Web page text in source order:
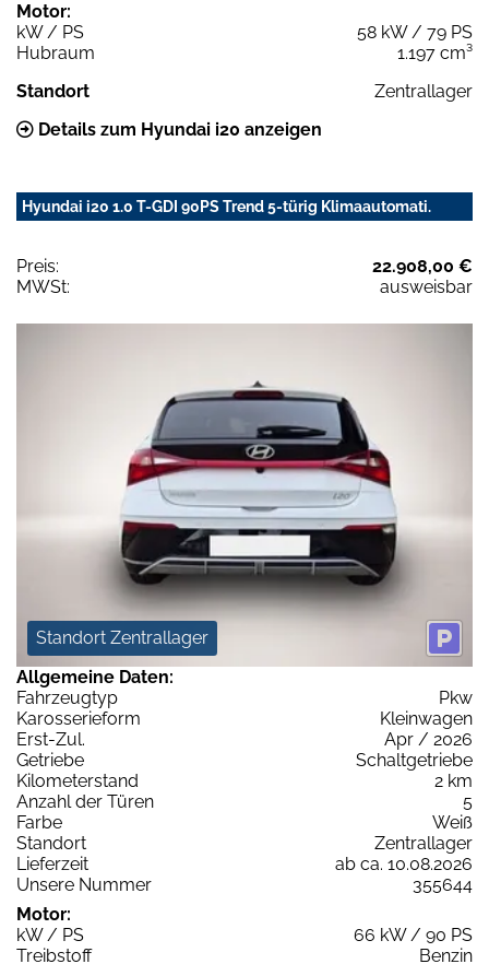
Motor:
kW / PS
58 kW / 79 PS
Hubraum
1.197 cm³
Standort
Zentrallager
Details zum Hyundai i20 anzeigen
Hyundai i20 1.0 T-GDI 90PS Trend 5-türig Klimaautomati.
Preis:
22.908,00 €
MWSt:
ausweisbar
Standort Zentrallager
Allgemeine Daten:
Fahrzeugtyp
Pkw
Karosserieform
Kleinwagen
Erst-Zul.
Apr / 2026
Getriebe
Schaltgetriebe
Kilometerstand
2 km
Anzahl der Türen
5
Farbe
Weiß
Standort
Zentrallager
Lieferzeit
ab ca. 10.08.2026
Unsere Nummer
355644
Motor:
kW / PS
66 kW / 90 PS
Treibstoff
Benzin